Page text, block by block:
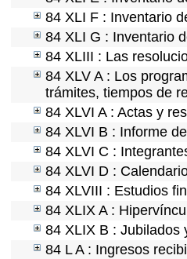
84 XLI F : Inventario
84 XLI G : Inventario
84 XLIII : Las
84 XLV A : Los
trámites, tiempos de
84 XLVI A : Actas y
84 XLVI B : Informe
84 XLVI C :
84 XLVI D :
84 XLVIII : Estudios
84 XLIX A :
84 XLIX B : Jubilados
84 L A : Ingresos